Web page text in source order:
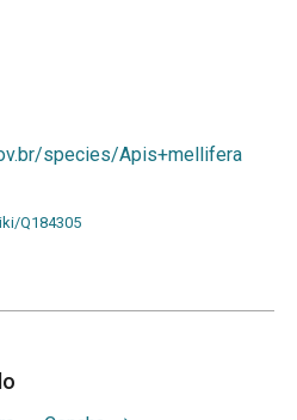
species/Apis+mellifera
Q184305